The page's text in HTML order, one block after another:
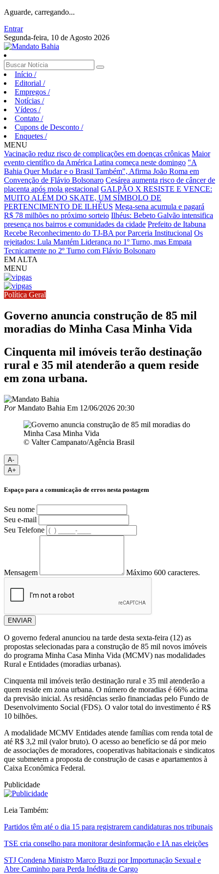
Aguarde, carregando...
Entrar
Segunda-feira, 10 de Agosto 2026
Início /
Editorial /
Empregos /
Notícias /
Vídeos /
Contato /
Cupons de Desconto /
Enquetes /
MENU
Vacinação reduz risco de complicações em doenças crônicas Maior
evento científico da América Latina começa neste domingo "A
Bahia Quer Mudar e o Brasil Também", Afirma João Roma em
Convenção de Flávio Bolsonaro Cesárea aumenta risco de câncer de
placenta após mola gestacional GALPÃO X RESISTE E VENCE:
MUITO ALÉM DO SKATE, UM SÍMBOLO DE
PERTENCIMENTO DE ILHÉUS Mega-sena acumula e pagará
R$ 78 milhões no próximo sorteio Ilhéus: Bebeto Galvão intensifica
presença nos bairros e comunidades da cidade Prefeito de Itabuna
Recebe Reconhecimento do TJ-BA por Parceria Institucional Os
rejeitados: Lula Mantém Liderança no 1º Turno, mas Empata
Tecnicamente no 2º Turno com Flávio Bolsonaro
EM ALTA
MENU
Política Geral
Governo anuncia construção de 85 mil
moradias do Minha Casa Minha Vida
Cinquenta mil imóveis terão destinação
rural e 35 mil atenderão a quem reside
em zona urbana.
PorMandato Bahia Em 12/06/2026 20:30
© Valter Campanato/Agência Brasil
A-
A+
Espaço para a comunicação de erros nesta postagem
Seu nome
Seu e-mail
Seu Telefone
Mensagem Máximo 600 caracteres.
ENVIAR
O governo federal anunciou na tarde desta sexta-feira (12) as
propostas selecionadas para a construção de 85 mil novos imóveis
do programa Minha Casa Minha Vida (MCMV) nas modalidades
Rural e Entidades (moradias urbanas).
Cinquenta mil imóveis terão destinação rural e 35 mil atenderão a
quem reside em zona urbana. O número de moradias é 66% acima
da previsão inicial. As residências serão financiadas pelo Fundo de
Desenvolvimento Social (FDS). O valor total do investimento é R$
10 bilhões.
A modalidade MCMV Entidades atende famílias com renda total de
até R$ 3,2 mil (valor bruto). O acesso ao benefício se dá por meio
de associações de moradores, cooperativas habitacionais e sindicatos
que submetem a proposta de construção de casas e apartamentos à
Caixa Econômica Federal.
Publicidade
Leia Também:
Partidos têm até o dia 15 para registrarem candidaturas nos tribunais
TSE cria conselho para monitorar desinformação e IA nas eleições
STJ Condena Ministro Marco Buzzi por Importunação Sexual e
Abre Caminho para Perda Inédita de Cargo